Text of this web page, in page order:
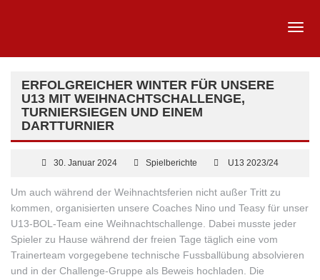
ERFOLGREICHER WINTER FÜR UNSERE
U13 MIT WEIHNACHTSCHALLENGE,
TURNIERSIEGEN UND EINEM
DARTTURNIER
30. Januar 2024 Spielberichte U13 2023/24
Um auch während der Weihnachtsferien nicht außer Tritt zu
kommen, organisierten unsere Coaches Nino und Teasy für unser
U13-BOL-Team eine Weihnachtschallenge. Dabei musste jeder
Spieler zu Hause während der freien Tage täglich eine vom
Trainerteam vorgegebene technische Fussballübung absolvieren
und in der Challenge-Gruppe als Beweis hochladen. Die